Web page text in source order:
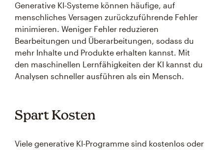
Generative KI-Systeme können häufige, auf
menschliches Versagen zurückzuführende Fehler
minimieren. Weniger Fehler reduzieren
Bearbeitungen und Überarbeitungen, sodass du
mehr Inhalte und Produkte erhalten kannst. Mit
den maschinellen Lernfähigkeiten der KI kannst du
Analysen schneller ausführen als ein Mensch.
Spart Kosten
Viele generative KI-Programme sind kostenlos oder